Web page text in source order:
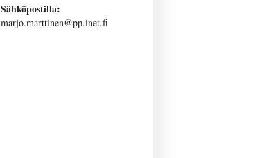
Sähköpostilla:
marjo.marttinen@pp.inet.fi